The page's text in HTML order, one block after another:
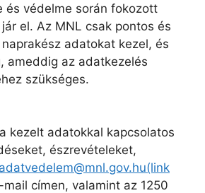
és védelme során fokozott
el. Az MNL csak pontos és
adatokat kezel, és
ameddig az adatkezelés
szükséges.
kezelt adatokkal kapcsolatos
észrevételeket,
adatvedelem@mnl.gov.hu(link
mail címen, valamint az 1250